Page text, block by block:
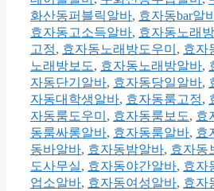
화산동퍼블릭알바, 효자동bar알
효자동고소득알바, 효자동노래방
고정, 효자동노래방도우미 , 효자
노래방보도, 효자동노래방알바,
자동단기알바, 효자동당일알바,
자동대학생알바, 효자동룸고정,
자동룸도우미 , 효자동룸보도, 효
동룸싸롱알바, 효자동룸알바, 효
동바알바, 효자동밤알바, 효자동
도사무실, 효자동야간알바, 효자
업소알바, 효자동여성알바, 효자